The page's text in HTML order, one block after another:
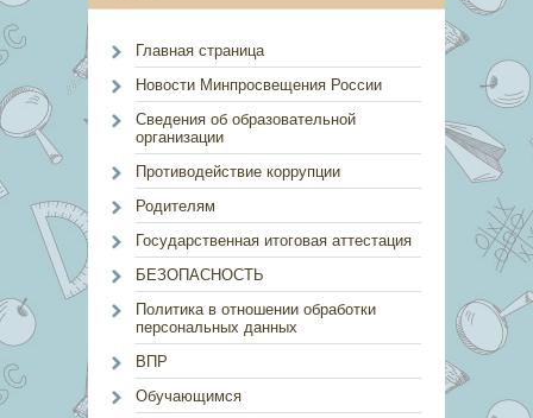
Главная страница
Новости Минпросвещения России
Сведения об образовательной
организации
Противодействие коррупции
Родителям
Государственная итоговая аттестация
БЕЗОПАСНОСТЬ
Политика в отношении обработки
персональных данных
ВПР
Обучающимся